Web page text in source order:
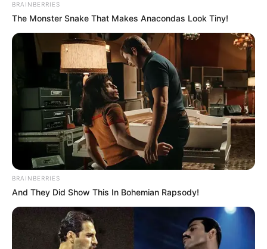
CENTRO DEMOCRÁTICO
Centro Democrático había
acordado que "Miguel era
el candidato" para 2026,
revela María Fernanda
Cabal
MARÍA FERNANDA CABAL
“No viva de los subsidios
como un mendigo. Eso es
un robo”: María Fernanda
BRAINBERRIES
The Monster Snake That Makes Anacondas Look Tiny!
BRAINBERRIES
And They Did Show This In Bohemian Rapsody!